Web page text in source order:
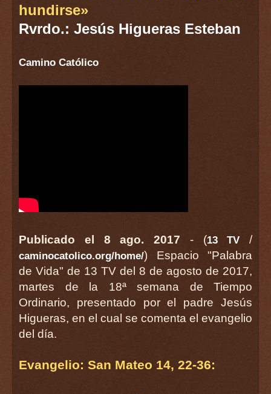
hundirse»
Rvrdo.: Jesús Higueras Esteban
Camino Católico
Publicado el 8 ago. 2017 - (13 TV /
caminocatolico.org/home/) Espacio "Palabra
de Vida" de 13 TV del 8 de agosto de 2017,
martes de la 18ª semana de Tiempo
Ordinario, presentado por el padre Jesús
Higueras, en el cual se comenta el evangelio
del día.
Evangelio: San Mateo 14, 22-36: